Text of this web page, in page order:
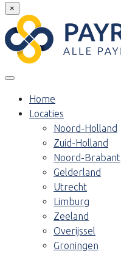
×
Home
Locaties
Noord-Holland
Zuid-Holland
Noord-Brabant
Gelderland
Utrecht
Limburg
Zeeland
Overijssel
Groningen